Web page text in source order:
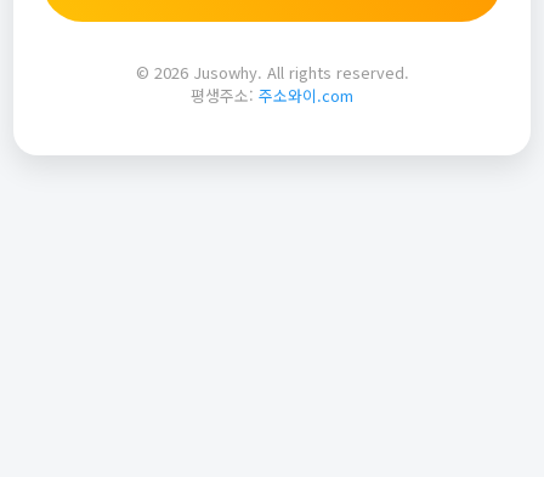
© 2026 Jusowhy. All rights reserved.
평생주소: 주소와이.com